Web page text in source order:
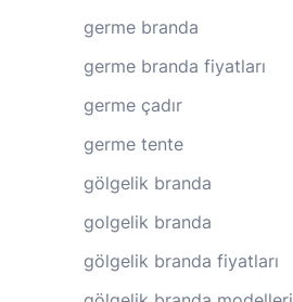
germe branda
germe branda fiyatları
germe çadır
germe tente
gölgelik branda
golgelik branda
gölgelik branda fiyatları